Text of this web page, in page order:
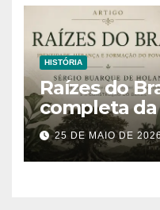
HISTÓRIA
Raízes do
completa da
Buarque de
importância
formação
25 DE MAIO DE